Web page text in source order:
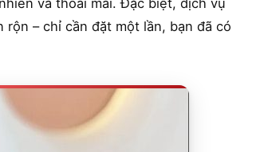
và thoải mái. Đặc biệt, dịch vụ
– chỉ cần đặt một lần, bạn đã có